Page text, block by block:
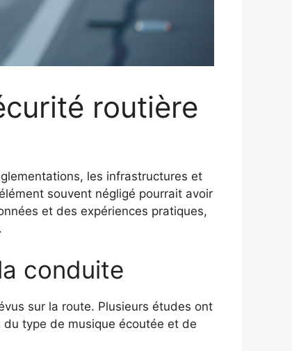
routière
les infrastructures et
souvent négligé pourrait avoir
et des expériences pratiques,
conduite
sur la route. Plusieurs études ont
type de musique écoutée et de